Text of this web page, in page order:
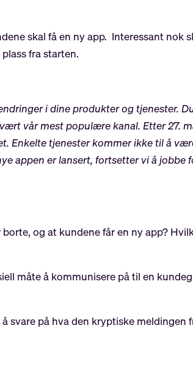
skal få en ny app. Interessant nok
fra starten.
i dine produkter og tjenester.
vår mest populære kanal. Etter 27.
Enkelte tjenester kommer ikke til å
appen er lansert, fortsetter vi å jobbe
og at kundene får en ny app?
måte å kommunisere på til en
svare på hva den kryptiske meldingen